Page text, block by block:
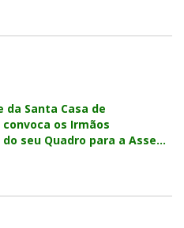
da Santa Casa de
os Irmãos
seu Quadro para a Asse...